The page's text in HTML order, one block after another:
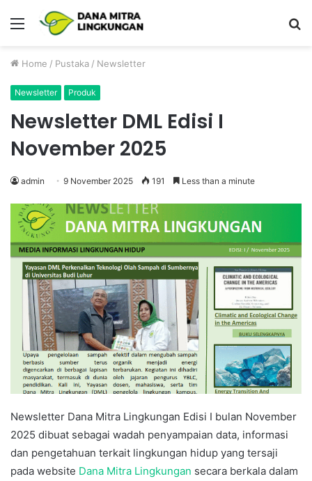
Menu
Home / Pustaka / Newsletter
Newsletter Produk
Newsletter DML Edisi I
November 2025
admin 9 November 2025 191 Less than a minute
Newsletter Dana Mitra Lingkungan Edisi I bulan November
2025 dibuat sebagai wadah penyampaian data, informasi
dan pengetahuan terkait lingkungan hidup yang tersaji
pada website Dana Mitra Lingkungan secara berkala dalam